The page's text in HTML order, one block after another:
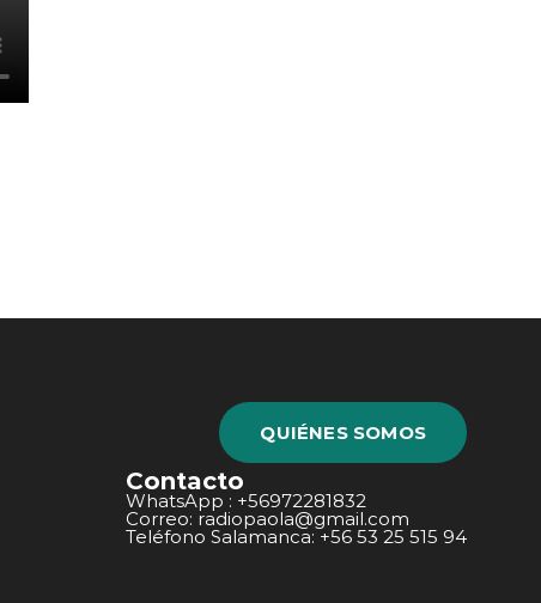
QUIÉNES SOMOS
Contacto
WhatsApp : +56972281832
Correo: radiopaola@gmail.com
Teléfono Salamanca: +56 53 25 515 94